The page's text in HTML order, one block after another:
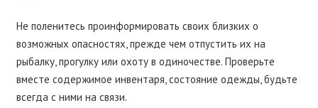
Не поленитесь проинформировать своих близких о
возможных опасностях, прежде чем отпустить их на
рыбалку, прогулку или охоту в одиночестве. Проверьте
вместе содержимое инвентаря, состояние одежды, будьте
всегда с ними на связи.